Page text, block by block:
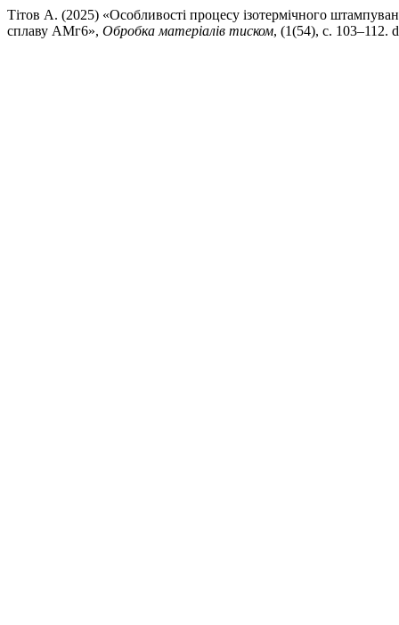
Тітов A. (2025) «Особливості процесу ізотермічного
сплаву АМг6», Обробка матеріалів тиском, (1(54), с. 103–112.